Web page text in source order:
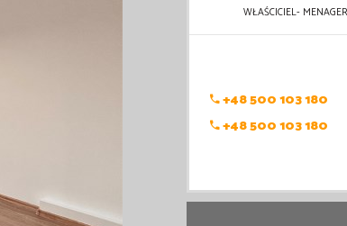
WŁAŚCICIEL-
+48 500 103 180
+48 500 103 180